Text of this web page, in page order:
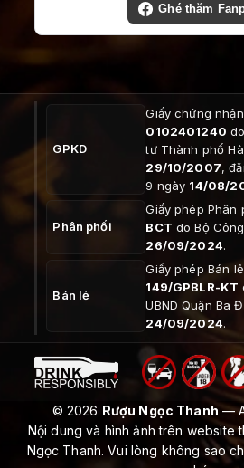
Ghé thăm
GPKD
Giấy chứng
0102401240
tư Thành phố
29/10/2007,
9 ngày 14/08/
Phân phối
Giấy phép Phân
BCT do Bộ
26/09/2024.
Bán lẻ
Giấy phép Bán
149/GPBLR-KT
UBND Quận Ba
24/09/2024.
© 2026 Rượu Ngọc Thanh—
Nội dung và hình ảnh trên website
Ngọc Thanh. Vui lòng không sao